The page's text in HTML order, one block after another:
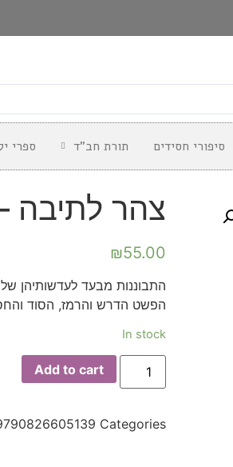
סיפורי חסידים תורת חב"ד ספרי
צהר לתיבה
₪55.00
התבוננות מבעד לעדשותיהן
הפשט הדרש והרמז, הסוד
In stock
Add to cart
Categories: